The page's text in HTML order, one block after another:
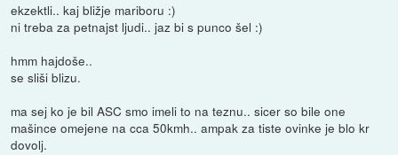
ekzektli.. kaj bližje mariboru :)
ni treba za petnajst ljudi.. jaz bi s punco šel :)
hmm hajdoše..
se sliši blizu.
ma sej ko je bil ASC smo imeli to na teznu.. sicer so bile one
mašince omejene na cca 50kmh.. ampak za tiste ovinke je blo kr
dovolj.